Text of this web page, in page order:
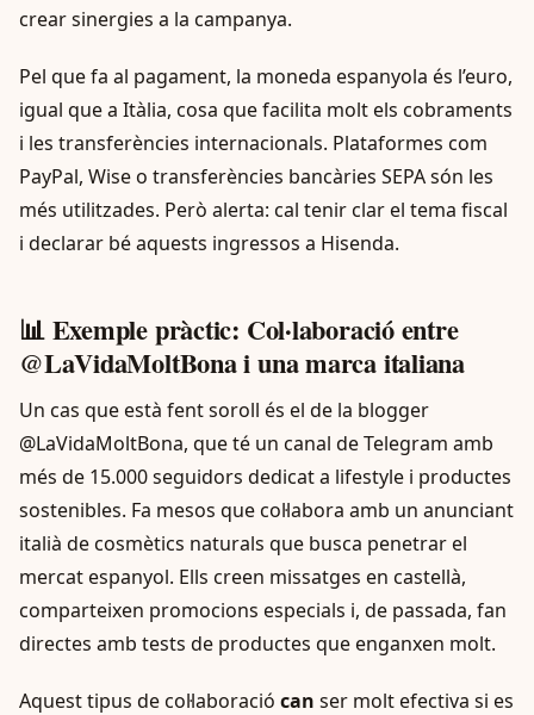
crear sinergies a la campanya.
Pel que fa al pagament, la moneda espanyola és l’euro,
igual que a Itàlia, cosa que facilita molt els cobraments
i les transferències internacionals. Plataformes com
PayPal, Wise o transferències bancàries SEPA són les
més utilitzades. Però alerta: cal tenir clar el tema fiscal
i declarar bé aquests ingressos a Hisenda.
📊 Exemple pràctic: Col·laboració entre
@LaVidaMoltBona i una marca italiana
Un cas que està fent soroll és el de la blogger
@LaVidaMoltBona, que té un canal de Telegram amb
més de 15.000 seguidors dedicat a lifestyle i productes
sostenibles. Fa mesos que col·labora amb un anunciant
italià de cosmètics naturals que busca penetrar el
mercat espanyol. Ells creen missatges en castellà,
comparteixen promocions especials i, de passada, fan
directes amb tests de productes que enganxen molt.
Aquest tipus de col·laboració can ser molt efectiva si es